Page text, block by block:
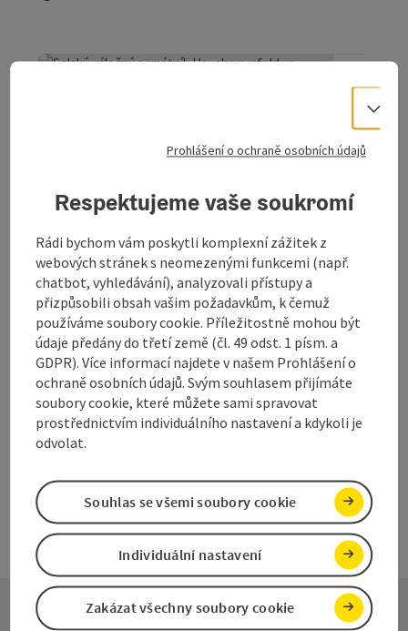
Označit příspěvek: Bauernkriegdenkmal
Bauernkriegdenkmal
Haushamerfeld
Památník selské války na Haushamerfeldu.
Vöcklamarkt
telefon
+43 7682 2655
Otevírací doba
POOtevřeno v pondělí
ÚTOtevřeno v úterý
STOtevřeno ve středu
ČTOtevřeno ve čtvrtek
PÁOtevřeno v pátek
SOOtevřeno v sobotu
NEOtevřeno v neděli
SVOtevřeno o svátcích
na další stranu 1 … 7
Prohlášení o ochraně osobních údajů
Respektujeme vaše soukromí
Rádi bychom vám poskytli komplexní zážitek z
webových stránek s neomezenými funkcemi (např.
chatbot, vyhledávání), analyzovali přístupy a
přizpůsobili obsah vašim požadavkům, k čemuž
používáme soubory cookie. Příležitostně mohou být
údaje předány do třetí země (čl. 49 odst. 1 písm. a
GDPR). Více informací najdete v našem Prohlášení o
ochraně osobních údajů. Svým souhlasem přijímáte
soubory cookie, které můžete sami spravovat
prostřednictvím individuálního nastavení a kdykoli je
odvolat.
Zakázat všechny soubory cookie
Individuální nastavení
Souhlas se všemi soubory cookie